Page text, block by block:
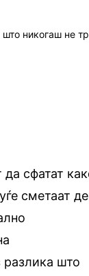
сфатат
сметаат
разлика што